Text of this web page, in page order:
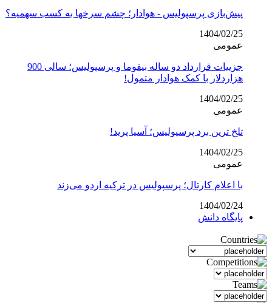
پیش‌بازی پرسپولیس - هوادار؛ چشم سرخها به کسب سهمیه؟
1404/02/25
عمومی
جزییات قرارداد دو ساله بیفوما و پرسپولیس؛ سالی 900
هزاردلار با کمک هوادار متمول!
1404/02/25
عمومی
تلخ ترین برد پرسپولیس؛ آسیا پرید!
1404/02/25
عمومی
با اعلام کارتال؛ پرسپولیس در ترکیه اردو می‌زند
1404/02/24
پایگاه دانش